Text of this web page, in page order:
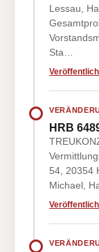
Lessau,
Sta…
HRB
54, 20354
Michael,